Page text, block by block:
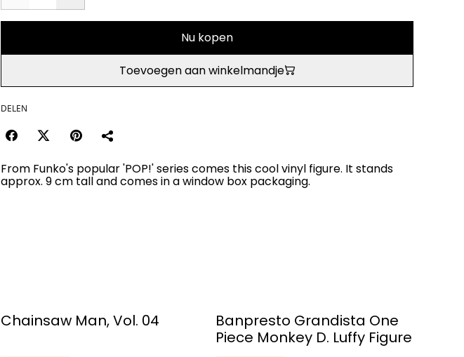
Nu kopen
Toevoegen aan winkelmandje
DELEN
From Funko's popular 'POP!' series comes this cool vinyl figure. It stands
approx. 9 cm tall and comes in a window box packaging.
Chainsaw Man, Vol. 04
Banpresto Grandista One
Piece Monkey D. Luffy Figure